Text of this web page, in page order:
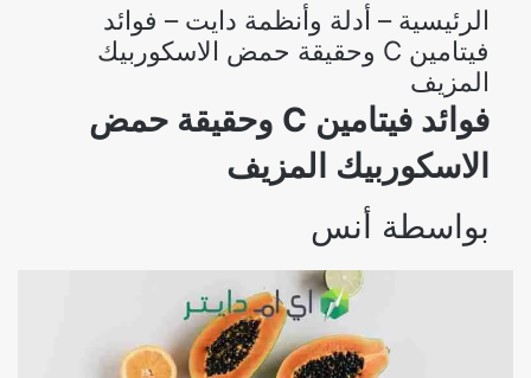
الرئيسية – أدلة وأنظمة دايت – فوائد
فيتامين C وحقيقة حمض الاسكوربيك
المزيف
فوائد فيتامين C وحقيقة حمض
الاسكوربيك المزيف
بواسطة أنس